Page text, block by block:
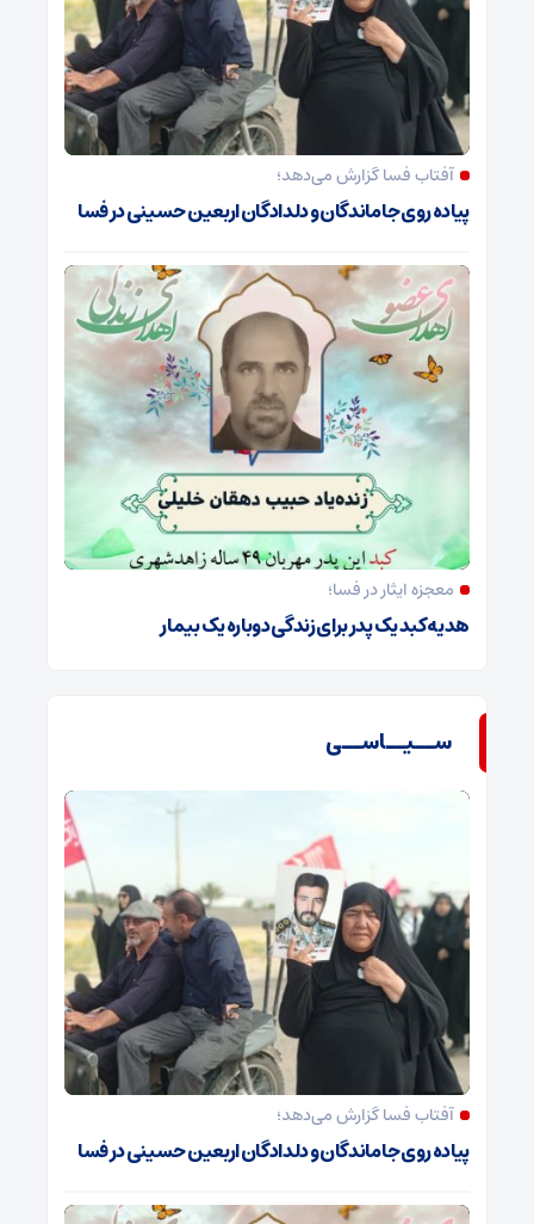
آفتاب فسا گزارش می‌دهد؛
پیاده روی جاماندگان و دلدادگان اربعین حسینی در فسا
معجزه ایثار در فسا؛
هدیه کبد یک پدر برای زندگی دوباره یک بیمار
ســیــاســی
آفتاب فسا گزارش می‌دهد؛
پیاده روی جاماندگان و دلدادگان اربعین حسینی در فسا